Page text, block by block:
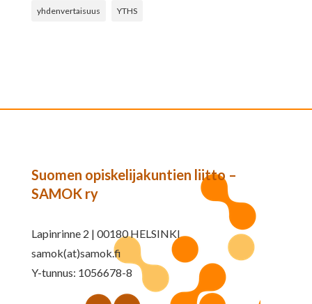
yhdenvertaisuus YTHS
Suomen opiskelijakuntien liitto –
SAMOK ry
Lapinrinne 2 | 00180 HELSINKI
samok(at)samok.fi
Y-tunnus: 1056678-8